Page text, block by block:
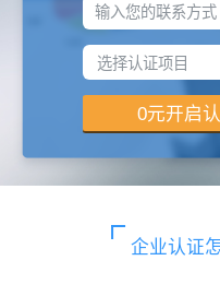
输入您的联系方式
企业认证